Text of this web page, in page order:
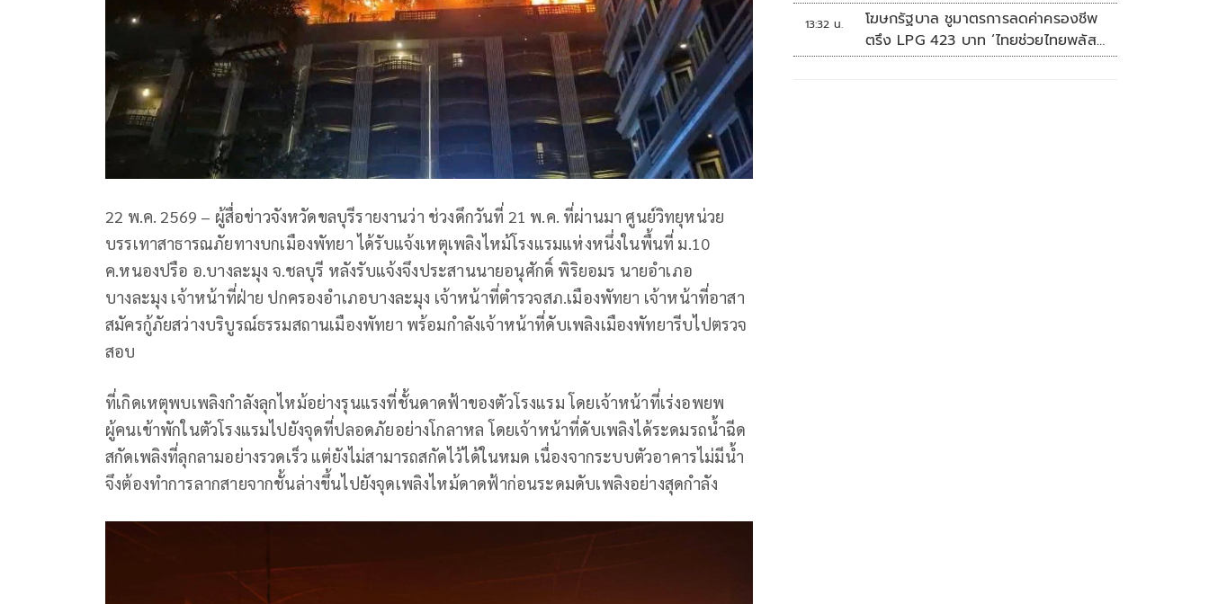
22 พ.ค. 2569 – ผู้สื่อข่าวจังหวัดขลบุรีรายงานว่า ช่วงดึกวันที่ 21 พ.ค. ที่ผ่านมา ศูนย์วิทยุหน่วย
บรรเทาสาธารณภัยทางบกเมืองพัทยา ได้รับแจ้งเหตุเพลิงไหม้โรงแรมแห่งหนึ่งในพื้นที่ ม.10
ค.หนองปรือ อ.บางละมุง จ.ชลบุรี หลังรับแจ้งจึงประสานนายอนุศักดิ์ พิริยอมร นายอำเภอ
บางละมุง เจ้าหน้าที่ฝ่าย ปกครองอำเภอบางละมุง เจ้าหน้าที่ตำรวจสภ.เมืองพัทยา เจ้าหน้าที่อาสา
สมัครกู้ภัยสว่างบริบูรณ์ธรรมสถานเมืองพัทยา พร้อมกำลังเจ้าหน้าที่ดับเพลิงเมืองพัทยารีบไปตรวจ
สอบ
ที่เกิดเหตุพบเพลิงกำลังลุกไหม้อย่างรุนแรงที่ชั้นดาดฟ้าของตัวโรงแรม โดยเจ้าหน้าที่เร่งอพยพ
ผู้คนเข้าพักในตัวโรงแรมไปยังจุดที่ปลอดภัยอย่างโกลาหล โดยเจ้าหน้าที่ดับเพลิงได้ระดมรถน้ำฉีด
สกัดเพลิงที่ลุกลามอย่างรวดเร็ว แต่ยังไม่สามารถสกัดไว้ได้ในหมด เนื่องจากระบบตัวอาคารไม่มีน้ำ
จึงต้องทำการลากสายจากชั้นล่างขึ้นไปยังจุดเพลิงไหม้ดาดฟ้าก่อนระดมดับเพลิงอย่างสุดกำลัง
13:32 น.
โฆษกรัฐบาล ชูมาตรการลดค่าครองชีพ
ตรึง LPG 423 บาท ‘ไทยช่วยไทยพลัส’
ดันเงินหมุนแสนล้าน